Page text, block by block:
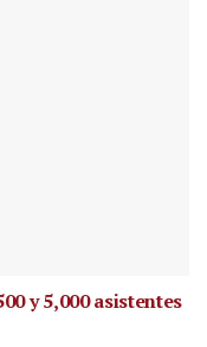
y 5,000 asistentes